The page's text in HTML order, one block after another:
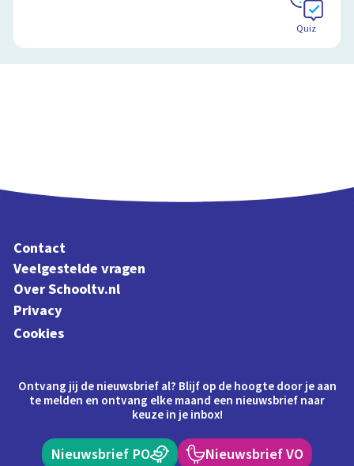
Quiz
Contact
Veelgestelde vragen
Over Schooltv.nl
Privacy
Cookies
Ontvang jij de nieuwsbrief al? Blijf op de hoogte door je aan
te melden en ontvang elke maand een nieuwsbrief naar
keuze in je inbox!
Nieuwsbrief PO Nieuwsbrief VO